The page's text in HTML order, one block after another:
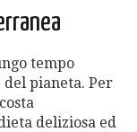
tempo
pianeta. Per
deliziosa ed